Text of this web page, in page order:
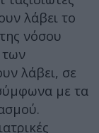
λάβει το
νόσου
των
λάβει, σε
με τα